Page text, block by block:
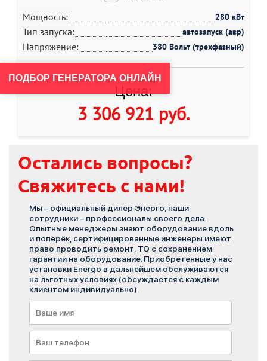
Мощность:
280 кВт
Тип запуска: автозапуск (авр)
Напряжение: 380 Вольт (трехфазный)
Цена:
3 306 921 руб.
Остались вопросы?
Свяжитесь с нами!
Мы – официальный дилер Энерго, наши
сотрудники – профессионалы своего дела.
Опытные менеджеры знают оборудование вдоль
и поперёк, сертифицированные инженеры имеют
право проводить ремонт, ТО с сохранением
гарантии на оборудование. Приобретенные у нас
установки Energo в дальнейшем обслуживаются
на льготных условиях (обсуждается с каждым
клиентом индивидуально).
ПОДБОР ГЕНЕРАТОРА ОНЛАЙН